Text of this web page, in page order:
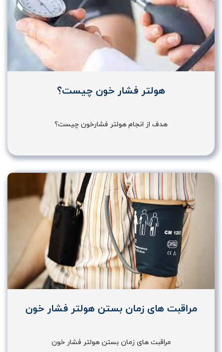
هولتر فشار خون چیست؟
هدف از انجام هولتر فشارخون چیست؟
مراقبت های زمان بستن هولتر فشار خون
مراقبت های زمان بستن هولتر فشار خون